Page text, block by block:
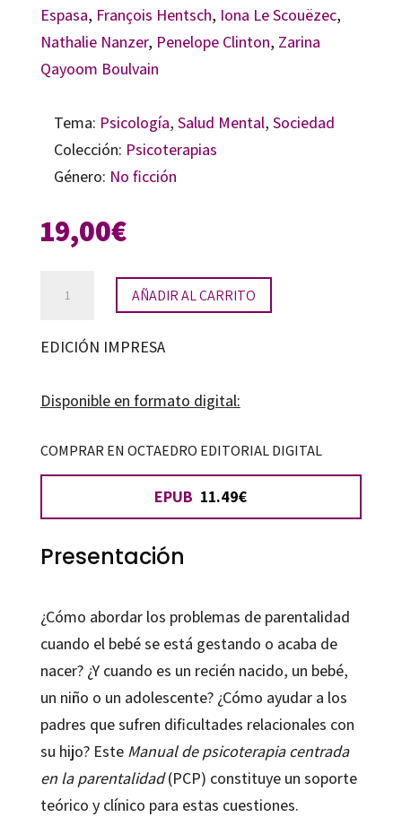
Espasa, François Hentsch, Iona Le Scouëzec,
Nathalie Nanzer, Penelope Clinton, Zarina
Qayoom Boulvain
Tema: Psicología, Salud Mental, Sociedad
Colección: Psicoterapias
Género: No ficción
19,00€
psicoterapia
en
parentalidad
cantidad
AÑADIR AL CARRITO
EDICIÓN IMPRESA
Disponible en formato digital:
COMPRAR EN OCTAEDRO EDITORIAL DIGITAL
EPUB 11.49€
Presentación
¿Cómo abordar los problemas de parentalidad
cuando el bebé se está gestando o acaba de
nacer? ¿Y cuando es un recién nacido, un bebé,
un niño o un adolescente? ¿Cómo ayudar a los
padres que sufren dificultades relacionales con
su hijo? Este Manual de psicoterapia centrada
en la parentalidad(PCP) constituye un soporte
teórico y clínico para estas cuestiones.